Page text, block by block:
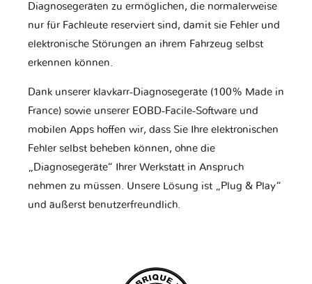
Diagnosegeräten zu ermöglichen, die normalerweise
nur für Fachleute reserviert sind, damit sie Fehler und
elektronische Störungen an ihrem Fahrzeug selbst
erkennen können.
Dank unserer klavkarr-Diagnosegeräte (100% Made in
France) sowie unserer EOBD-Facile-Software und
mobilen Apps hoffen wir, dass Sie Ihre elektronischen
Fehler selbst beheben können, ohne die
„Diagnosegeräte“ Ihrer Werkstatt in Anspruch
nehmen zu müssen. Unsere Lösung ist „Plug & Play“
und äußerst benutzerfreundlich.